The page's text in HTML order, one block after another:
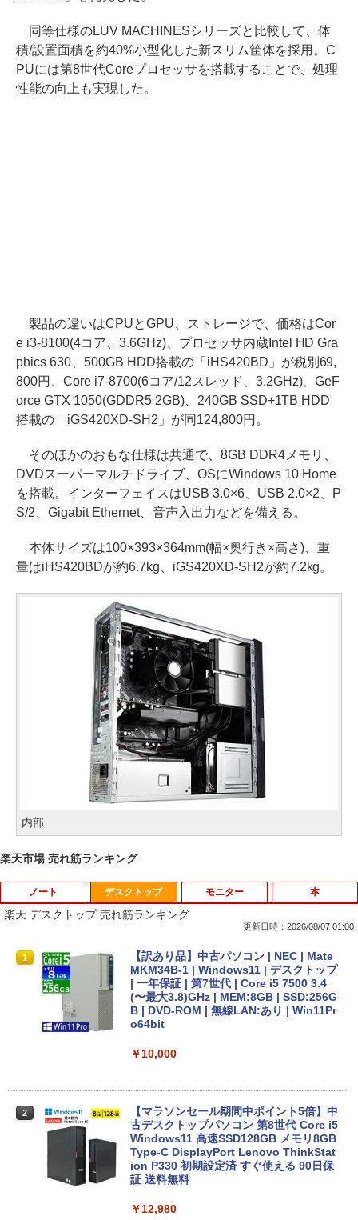
同等仕様のLUV MACHINESシリーズと比較して、体
積/設置面積を約40%小型化した新スリム筐体を採用。C
PUには第8世代Coreプロセッサを搭載することで、処理
性能の向上も実現した。
製品の違いはCPUとGPU、ストレージで、価格はCor
e i3-8100(4コア、3.6GHz)、プロセッサ内蔵Intel HD Gra
phics 630、500GB HDD搭載の「iHS420BD」が税別69,
800円、Core i7-8700(6コア/12スレッド、3.2GHz)、GeF
orce GTX 1050(GDDR5 2GB)、240GB SSD+1TB HDD
搭載の「iGS420XD-SH2」が同124,800円。
そのほかのおもな仕様は共通で、8GB DDR4メモリ、
DVDスーパーマルチドライブ、OSにWindows 10 Home
を搭載。インターフェイスはUSB 3.0×6、USB 2.0×2、P
S/2、Gigabit Ethernet、音声入出力などを備える。
本体サイズは100×393×364mm(幅×奥行き×高さ)、重
量はiHS420BDが約6.7kg、iGS420XD-SH2が約7.2kg。
内部
楽天市場 売れ筋ランキング
ノート
1
中古ノートパソコン 新生活セット 2026
Windows11搭載 Office付き 15.6型 大手
メーカー 第6〜8世代 Core i3/i5 メモリ8
GB SSD最大1TB 高速SSD搭載 初期設定
済み テレワーク応援 在宅勤務 学生向け
FU25-repc ノートPC 中古パソコン
￥13,900
2
＼8月限定エントリーでP10倍／【中古】
ノートパソコン windows11 office付き
Lenovo レノボ ThinkPad L390 20NSS2
5A00 Core i5 8世代 メモリー8GB 高速S
SD256GB 整備済み品 pc win11 os 中古
パソコン すぐ使える オフィス付きPC 送
デスクトップ
楽天 デスクトップ 売れ筋ランキング
更新日時：2026/08/07 01:00
1
【訳あり品】中古パソコン | NEC | Mate
MKM34B-1 | Windows11 | デスクトップ
| 一年保証 | 第7世代 | Core i5 7500 3.4
(〜最大3.8)GHz | MEM:8GB | SSD:256G
B | DVD-ROM | 無線LAN:あり | Win11Pr
o64bit
￥10,000
2
【マラソンセール期間中ポイント5倍】中
古デスクトップパソコン 第8世代 Core i5
Windows11 高速SSD128GB メモリ8GB
Type-C DisplayPort Lenovo ThinkStat
ion P330 初期設定済 すぐ使える 90日保
証 送料無料
￥12,980
モニター 本